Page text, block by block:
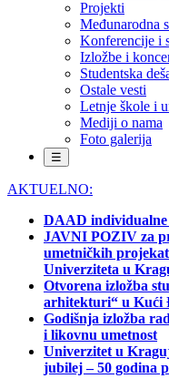
Projekti
Međunarodna
Konferencije i
Izložbe i
Studentska
Ostale vesti
Letnje škole i
Mediji o nama
Foto galerija
☰
AKTUELNO:
DAAD individualne
JAVNI POZIV za
umetničkih
Univerziteta u
Otvorena izložba
arhitekturi“ u Kući
Godišnja izložba
i likovnu umetnost
Univerzitet u
jubilej – 50 godina